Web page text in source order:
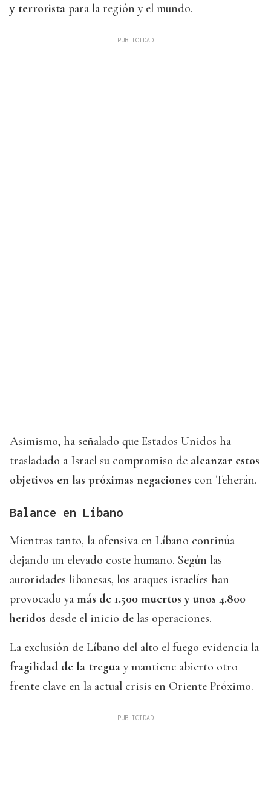
y terrorista para la región y el mundo.
Asimismo, ha señalado que Estados Unidos ha
trasladado a Israel su compromiso de alcanzar estos
objetivos en las próximas negaciones con Teherán.
Balance en Líbano
Mientras tanto, la ofensiva en Líbano continúa
dejando un elevado coste humano. Según las
autoridades libanesas, los ataques israelíes han
provocado ya más de 1.500 muertos y unos 4.800
heridos desde el inicio de las operaciones.
La exclusión de Líbano del alto el fuego evidencia la
fragilidad de la tregua y mantiene abierto otro
frente clave en la actual crisis en Oriente Próximo.